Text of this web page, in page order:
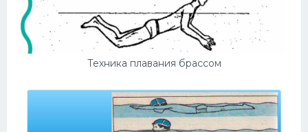
Техника плавания брассом